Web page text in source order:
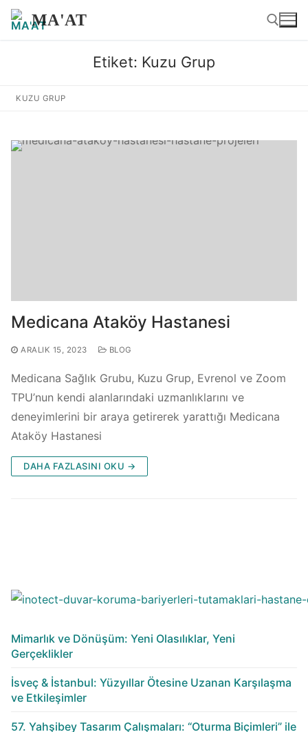
İçeriğe
atla
MA'AT
Etiket: Kuzu Grup
KUZU GRUP
Medicana Ataköy Hastanesi
ARALIK 15, 2023 BLOG
Medicana Sağlık Grubu, Kuzu Grup, Evrenol ve Zoom
TPU’nun kendi alanlarındaki uzmanlıklarını ve
deneyimlerini bir araya getirerek yarattığı Medicana
Ataköy Hastanesi
DAHA FAZLASINI OKU →
Mimarlık ve Dönüşüm: Yeni Olasılıklar, Yeni
Gerçeklikler
İsveç & İstanbul: Yüzyıllar Ötesine Uzanan Karşılaşma
ve Etkileşimler
57. Yahşibey Tasarım Çalışmaları: “Oturma Biçimleri” ile